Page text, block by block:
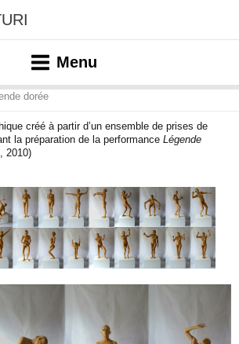
Menu
dorée
créé à partir d’un ensemble de prises de
la préparation de la performance Légende
2010)